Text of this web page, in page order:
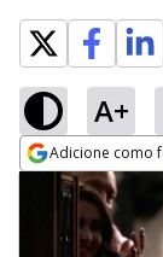
A+
Adicione como
Opens in new